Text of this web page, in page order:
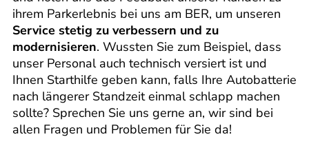
ihrem Parkerlebnis bei uns am BER, um unseren
Service stetig zu verbessern und zu
modernisieren. Wussten Sie zum Beispiel, dass
unser Personal auch technisch versiert ist und
Ihnen Starthilfe geben kann, falls Ihre Autobatterie
nach längerer Standzeit einmal schlapp machen
sollte? Sprechen Sie uns gerne an, wir sind bei
allen Fragen und Problemen für Sie da!